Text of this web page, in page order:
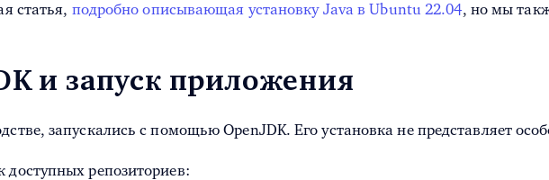
статья, подробно описывающая установку Java в Ubuntu 22.04, но мы
и запуск приложения
запускались с помощью OpenJDK. Его установка не представляет
доступных репозиториев: